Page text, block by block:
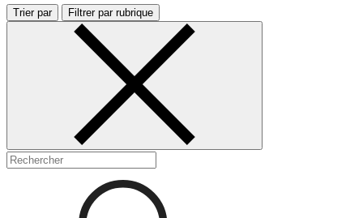
Trier par Filtrer par rubrique